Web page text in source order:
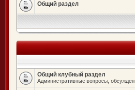
Общий раздел
Общий клубный раздел
Административные вопросы,